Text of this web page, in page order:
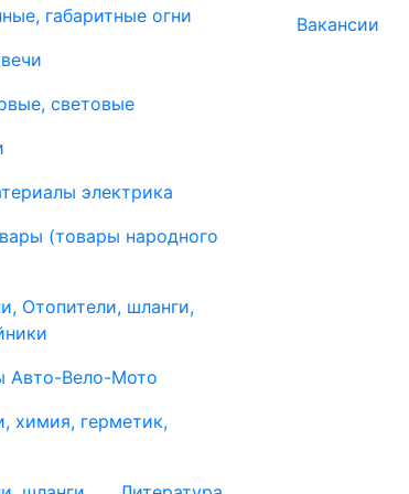
габаритные огни
световые
электрика
(товары народного
Отопители, шланги,
Авто-Вело-Мото
химия, герметик,
Вакансии